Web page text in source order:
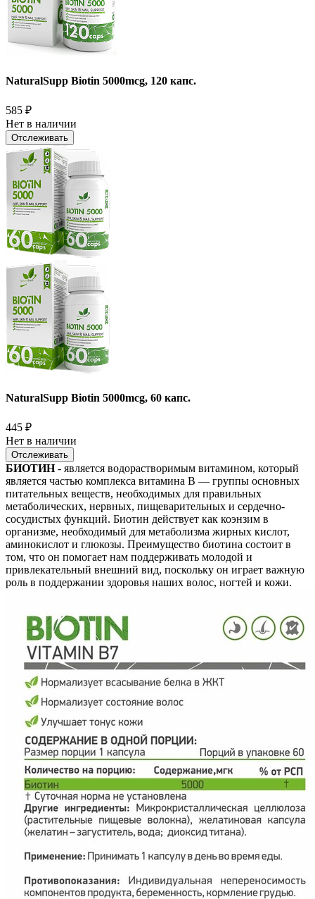
NaturalSupp Biotin 5000mcg, 120 капс.
585 ₽
Нет в наличии
Отслеживать
NaturalSupp Biotin 5000mcg, 60 капс.
445 ₽
Нет в наличии
Отслеживать
БИОТИН- является водорастворимым витамином, который
является частью комплекса витамина B — группы основных
питательных веществ, необходимых для правильных
метаболических, нервных, пищеварительных и сердечно-
сосудистых функций. Биотин действует как коэнзим в
организме, необходимый для метаболизма жирных кислот,
аминокислот и глюкозы. Преимущество биотина состоит в
том, что он помогает нам поддерживать молодой и
привлекательный внешний вид, поскольку он играет важную
роль в поддержании здоровья наших волос, ногтей и кожи.